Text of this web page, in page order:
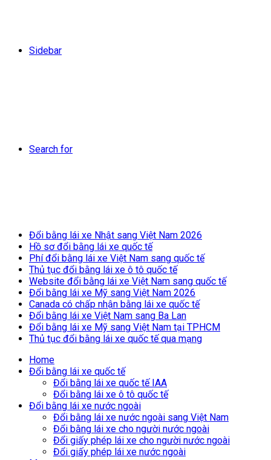
Sidebar
Search for
Đổi bằng lái xe Nhật sang Việt Nam 2026
Hồ sơ đổi bằng lái xe quốc tế
Phí đổi bằng lái xe Việt Nam sang quốc tế
Thủ tục đổi bằng lái xe ô tô quốc tế
Website đổi bằng lái xe Việt Nam sang quốc tế
Đổi bằng lái xe Mỹ sang Việt Nam 2026
Canada có chấp nhận bằng lái xe quốc tế
Đổi bằng lái xe Việt Nam sang Ba Lan
Đổi bằng lái xe Mỹ sang Việt Nam tại TPHCM
Thủ tục đổi bằng lái xe quốc tế qua mạng
Home
Đổi bằng lái xe quốc tế
Đổi bằng lái xe quốc tế IAA
Đổi bằng lái xe ô tô quốc tế
Đổi bằng lái xe nước ngoài
Đổi bằng lái xe nước ngoài sang Việt Nam
Đổi bằng lái xe cho người nước ngoài
Đổi giấy phép lái xe cho người nước ngoài
Đổi giấy phép lái xe nước ngoài